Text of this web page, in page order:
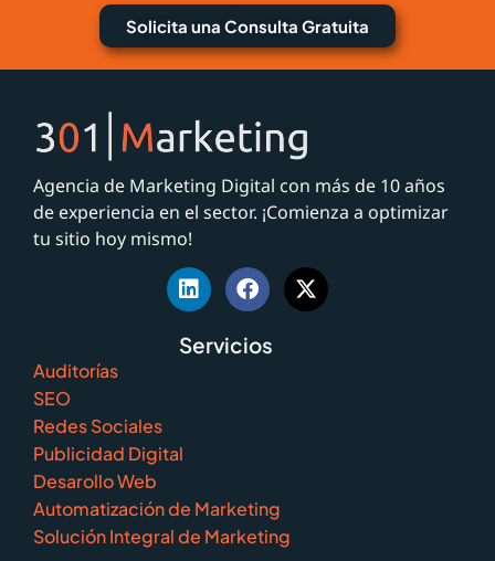
Solicita una Consulta Gratuita
Agencia de Marketing Digital con más de 10 años
de experiencia en el sector. ¡Comienza a optimizar
tu sitio hoy mismo!
Servicios
Auditorías
SEO
Redes Sociales
Publicidad Digital
Desarollo Web
Automatización de Marketing
Solución Integral de Marketing